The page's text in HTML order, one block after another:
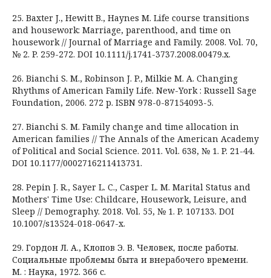
25. Baxter J., Hewitt B., Haynes M. Life course transitions
and housework: Marriage, parenthood, and time on
housework // Journal of Marriage and Family. 2008. Vol. 70,
№ 2. P. 259-272. DOI 10.1111/j.1741-3737.2008.00479.x.
26. Bianchi S. M., Robinson J. P., Milkie M. A. Changing
Rhythms of American Family Life. New-York : Russell Sage
Foundation, 2006. 272 p. ISBN 978-0-87154093-5.
27. Bianchi S. M. Family change and time allocation in
American families // The Annals of the American Academy
of Political and Social Science. 2011. Vol. 638, № 1. P. 21-44.
DOI 10.1177/0002716211413731.
28. Pepin J. R., Sayer L. C., Casper L. M. Marital Status and
Mothers' Time Use: Childcare, Housework, Leisure, and
Sleep // Demography. 2018. Vol. 55, № 1. P. 107133. DOI
10.1007/s13524-018-0647-x.
29. Гордон Л. А., Клопов Э. В. Человек, после работы.
Социальные проблемы быта и внерабочего времени.
М. : Наука, 1972. 366 с.